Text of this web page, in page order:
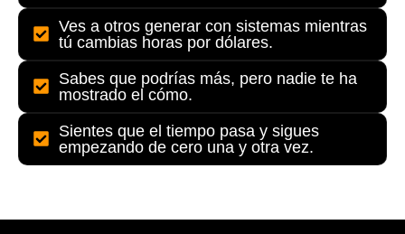
Ves a otros generar con sistemas mientras
tú cambias horas por dólares.
Sabes que podrías más, pero nadie te ha
mostrado el cómo.
Sientes que el tiempo pasa y sigues
empezando de cero una y otra vez.